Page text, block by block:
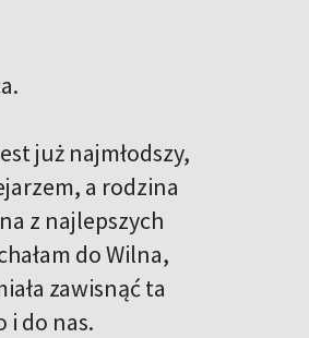
już najmłodszy,
a rodzina
z najlepszych
do Wilna,
zawisnąć ta
i do nas.